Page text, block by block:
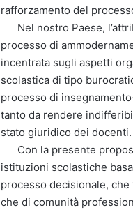
rafforzamento del
Nel nostro Paese,
processo di
incentrata sugli aspetti
scolastica di tipo
processo di
tanto da rendere
stato giuridico dei docenti.
Con la presente
istituzioni scolastiche
processo decisionale,
che di comunità